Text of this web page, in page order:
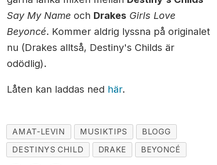
Say My Name och Drakes Girls Love
Beyoncé. Kommer aldrig lyssna på originalet
nu (Drakes alltså, Destiny's Childs är
odödlig).
Låten kan laddas ned här.
AMAT-LEVIN MUSIKTIPS
BLOGG
DESTINYS CHILD
DRAKE BEYONCÉ